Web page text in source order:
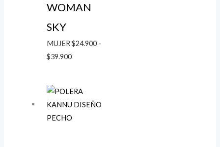
WOMAN
SKY
MUJER$24.900 -
$39.900